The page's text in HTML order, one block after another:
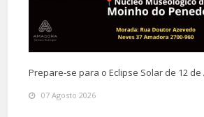
Prepare-se para o Eclipse Solar de 12 de
07 Agosto 2026